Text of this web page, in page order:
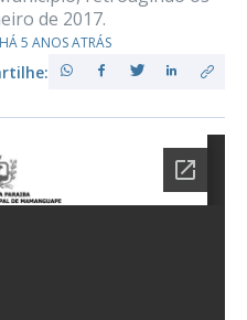
de 2017.
5 ANOS ATRÁS